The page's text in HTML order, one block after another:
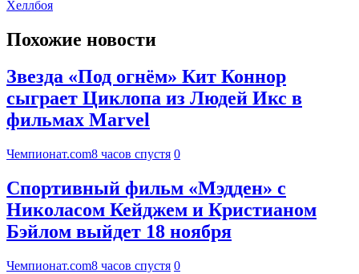
Хеллбоя
Похожие новости
Звезда «Под огнём» Кит Коннор
сыграет Циклопа из Людей Икс в
фильмах Marvel
Чемпионат.com8 часов спустя 0
Спортивный фильм «Мэдден» с
Николасом Кейджем и Кристианом
Бэйлом выйдет 18 ноября
Чемпионат.com8 часов спустя 0